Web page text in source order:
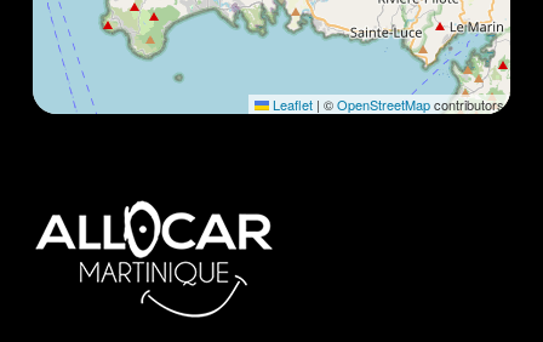
Leaflet | ©OpenStreetMapcontributors